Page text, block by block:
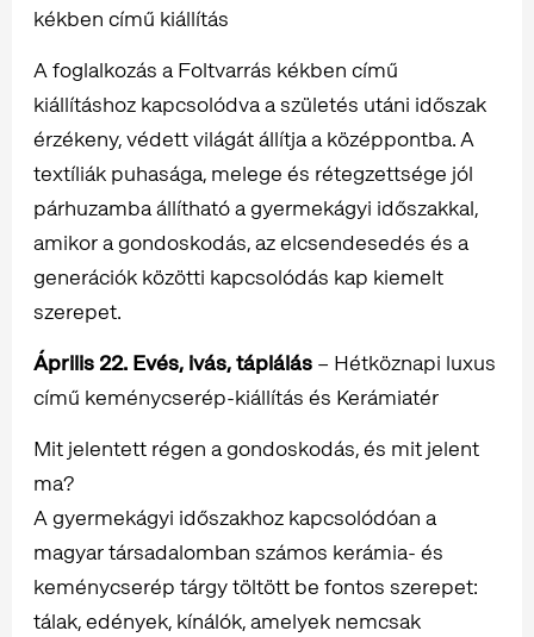
kékben című kiállítás
A foglalkozás a Foltvarrás kékben című
kiállításhoz kapcsolódva a születés utáni időszak
érzékeny, védett világát állítja a középpontba. A
textíliák puhasága, melege és rétegzettsége jól
párhuzamba állítható a gyermekágyi időszakkal,
amikor a gondoskodás, az elcsendesedés és a
generációk közötti kapcsolódás kap kiemelt
szerepet.
Április 22. Evés, ivás, táplálás – Hétköznapi luxus
című keménycserép-kiállítás és Kerámiatér
Mit jelentett régen a gondoskodás, és mit jelent
ma?
A gyermekágyi időszakhoz kapcsolódóan a
magyar társadalomban számos kerámia- és
keménycserép tárgy töltött be fontos szerepet:
tálak, edények, kínálók, amelyek nemcsak